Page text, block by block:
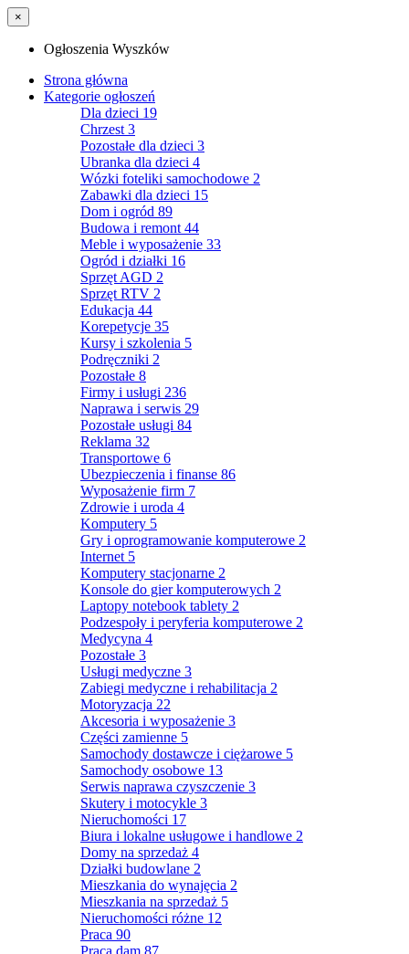
×
Ogłoszenia Wyszków
Strona główna
Kategorie ogłoszeń
Dla dzieci 19
Chrzest 3
Pozostałe dla dzieci 3
Ubranka dla dzieci 4
Wózki foteliki samochodowe 2
Zabawki dla dzieci 15
Dom i ogród 89
Budowa i remont 44
Meble i wyposażenie 33
Ogród i działki 16
Sprzęt AGD 2
Sprzęt RTV 2
Edukacja 44
Korepetycje 35
Kursy i szkolenia 5
Podręczniki 2
Pozostałe 8
Firmy i usługi 236
Naprawa i serwis 29
Pozostałe usługi 84
Reklama 32
Transportowe 6
Ubezpieczenia i finanse 86
Wyposażenie firm 7
Zdrowie i uroda 4
Komputery 5
Gry i oprogramowanie komputerowe 2
Internet 5
Komputery stacjonarne 2
Konsole do gier komputerowych 2
Laptopy notebook tablety 2
Podzespoły i peryferia komputerowe 2
Medycyna 4
Pozostałe 3
Usługi medyczne 3
Zabiegi medyczne i rehabilitacja 2
Motoryzacja 22
Akcesoria i wyposażenie 3
Części zamienne 5
Samochody dostawcze i ciężarowe 5
Samochody osobowe 13
Serwis naprawa czyszczenie 3
Skutery i motocykle 3
Nieruchomości 17
Biura i lokalne usługowe i handlowe 2
Domy na sprzedaż 4
Działki budowlane 2
Mieszkania do wynajęcia 2
Mieszkania na sprzedaż 5
Nieruchomości różne 12
Praca 90
Praca dam 87